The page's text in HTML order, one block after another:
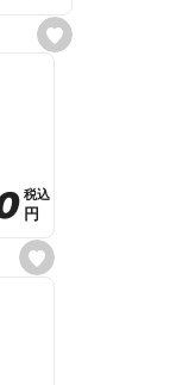
s
e
s
e
税込
税込
円
円